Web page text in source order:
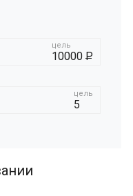
цель
10000 P
цель
5